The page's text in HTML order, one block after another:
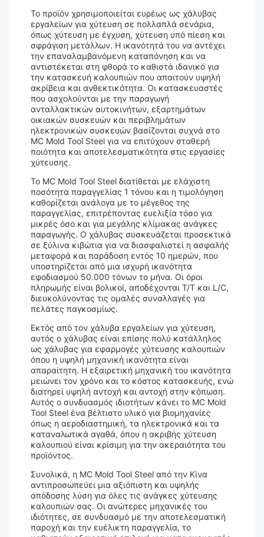
Το προϊόν χρησιμοποιείται ευρέως ως χάλυβας
εργαλείων για χύτευση σε πολλαπλά σενάρια,
όπως χύτευση με έγχυση, χύτευση υπό πίεση και
σφράγιση μετάλλων. Η ικανότητά του να αντέχει
την επαναλαμβανόμενη καταπόνηση και να
αντιστέκεται στη φθορά το καθιστά ιδανικό για
την κατασκευή καλουπιών που απαιτούν υψηλή
ακρίβεια και ανθεκτικότητα. Οι κατασκευαστές
που ασχολούνται με την παραγωγή
ανταλλακτικών αυτοκινήτων, εξαρτημάτων
οικιακών συσκευών και περιβλημάτων
ηλεκτρονικών συσκευών βασίζονται συχνά στο
MC Mold Tool Steel για να επιτύχουν σταθερή
ποιότητα και αποτελεσματικότητα στις εργασίες
χύτευσης.
Το MC Mold Tool Steel διατίθεται με ελάχιστη
ποσότητα παραγγελίας 1 τόνου και η τιμολόγηση
καθορίζεται ανάλογα με το μέγεθος της
παραγγελίας, επιτρέποντας ευελιξία τόσο για
μικρές όσο και για μεγάλης κλίμακας ανάγκες
παραγωγής. Ο χάλυβας συσκευάζεται προσεκτικά
σε ξύλινα κιβώτια για να διασφαλιστεί η ασφαλής
μεταφορά και παράδοση εντός 10 ημερών, που
υποστηρίζεται από μια ισχυρή ικανότητα
εφοδιασμού 50.000 τόνων το μήνα. Οι όροι
πληρωμής είναι βολικοί, αποδέχονται T/T και L/C,
διευκολύνοντας τις ομαλές συναλλαγές για
πελάτες παγκοσμίως.
Εκτός από τον χάλυβα εργαλείων για χύτευση,
αυτός ο χάλυβας είναι επίσης πολύ κατάλληλος
ως χάλυβας για εφαρμογές χύτευσης καλουπιών
όπου η υψηλή μηχανική ικανότητα είναι
απαραίτητη. Η εξαιρετική μηχανική του ικανότητα
μειώνει τον χρόνο και το κόστος κατασκευής, ενώ
διατηρεί υψηλή αντοχή και αντοχή στην κόπωση.
Αυτός ο συνδυασμός ιδιοτήτων κάνει το MC Mold
Tool Steel ένα βέλτιστο υλικό για βιομηχανίες
όπως η αεροδιαστημική, τα ηλεκτρονικά και τα
καταναλωτικά αγαθά, όπου η ακριβής χύτευση
καλουπιού είναι κρίσιμη για την ακεραιότητα του
προϊόντος.
Συνολικά, η MC Mold Tool Steel από την Κίνα
αντιπροσωπεύει μια αξιόπιστη και υψηλής
απόδοσης λύση για όλες τις ανάγκες χύτευσης
καλουπιών σας. Οι ανώτερες μηχανικές του
ιδιότητες, σε συνδυασμό με την αποτελεσματική
παροχή και την ευέλικτη παραγγελία, το